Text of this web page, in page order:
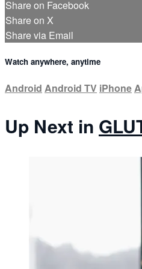
Share on Facebook
Share on X
Share via Email
Watch anywhere, anytime
Android Android TV iPhone
Up Next in